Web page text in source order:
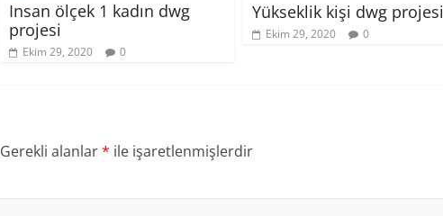
Insan ölçek 1 kadın dwg
projesi
Ekim 29, 2020 0
Yükseklik kişi dwg projesi
Ekim 29, 2020 0
Gerekli alanlar* ile işaretlenmişlerdir